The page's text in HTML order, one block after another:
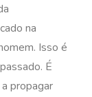
na
Isso é
É
propagar